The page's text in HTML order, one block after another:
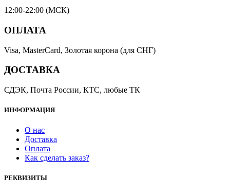
12:00-22:00 (МСК)
ОПЛАТА
Visa, MasterCard, Золотая корона (для СНГ)
ДОСТАВКА
СДЭК, Почта России, КТС, любые ТК
ИНФОРМАЦИЯ
О нас
Доставка
Оплата
Как сделать заказ?
РЕКВИЗИТЫ